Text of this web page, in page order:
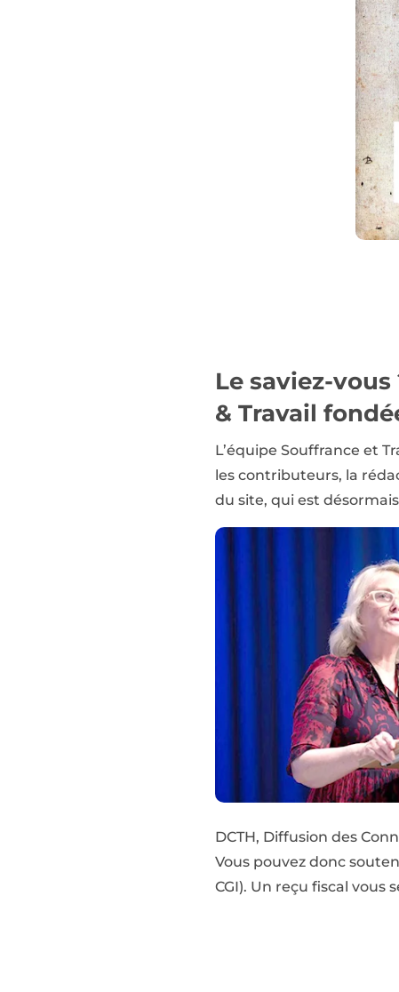
Le saviez-
& Travail
L’équipe Souffrance et
les contributeurs, la
du site, qui est
DCTH, Diffusion des
Vous pouvez donc
CGI). Un reçu fiscal vous